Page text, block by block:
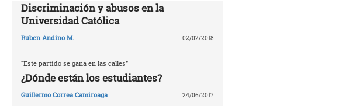
Discriminación y abusos en la
Universidad Católica
Ruben Andino M. 02/02/2018
“Este partido se gana en las calles”
¿Dónde están los estudiantes?
Guillermo Correa Camiroaga 24/06/2017